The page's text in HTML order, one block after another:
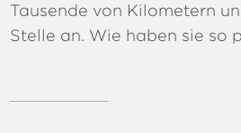
Tausende von Kilometern
Stelle an. Wie haben sie so